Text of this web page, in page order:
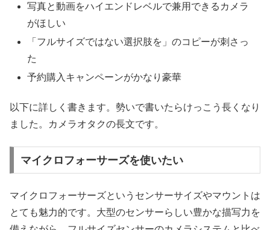
写真と動画をハイエンドレベルで兼用できるカメラ
がほしい
「フルサイズではない選択肢を」のコピーが刺さっ
た
予約購入キャンペーンがかなり豪華
以下に詳しく書きます。勢いで書いたらけっこう長くなり
ました。カメラオタクの長文です。
マイクロフォーサーズを使いたい
マイクロフォーサーズというセンサーサイズやマウントは
とても魅力的です。大型のセンサーらしい豊かな描写力を